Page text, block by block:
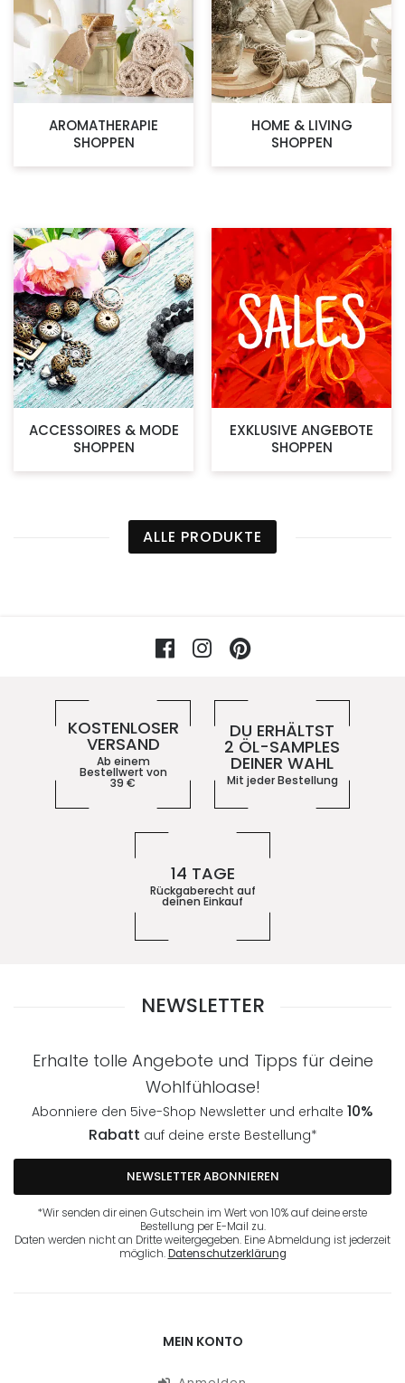
AROMATHERAPIE
SHOPPEN
HOME & LIVING
SHOPPEN
ACCESSOIRES & MODE
SHOPPEN
EXKLUSIVE ANGEBOTE
SHOPPEN
ALLE PRODUKTE
FacebookInstagram
KOSTENLOSER
VERSAND
Ab einem
Bestellwert von
39 €
DU ERHÄLTST
2 ÖL-SAMPLES
DEINER WAHL
Mit jeder Bestellung
14 TAGE
Rückgaberecht auf
deinen Einkauf
NEWSLETTER
Erhalte tolle Angebote und Tipps für deine
Wohlfühloase!
Abonniere den 5ive-Shop Newsletter und erhalte 10%
Rabatt auf deine erste Bestellung*
NEWSLETTER ABONNIEREN
*Wir senden dir einen Gutschein im Wert von 10% auf deine erste
Bestellung per E-Mail zu.
Daten werden nicht an Dritte weitergegeben. Eine Abmeldung ist jederzeit
möglich.Datenschutzerklärung
MEIN KONTO